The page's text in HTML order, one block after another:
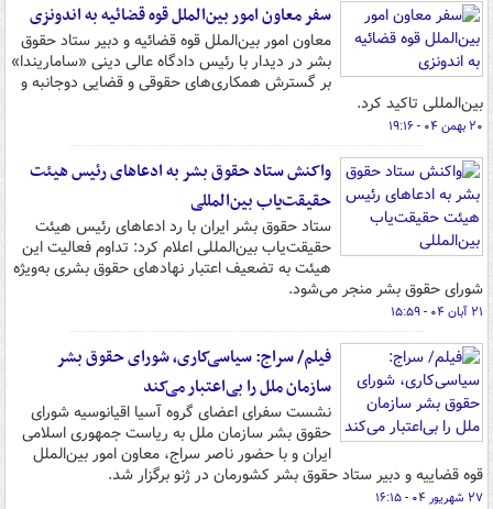
سفر معاون‌ امور بین‌الملل قوه قضائیه به اندونزی
معاون امور بین‌الملل قوه قضائیه و دبیر ستاد حقوق
بشر در دیدار با رئیس دادگاه عالی دینی «ساماریندا»
بر گسترش همکاری‌های حقوقی و قضایی دوجانبه و
بین‌المللی تاکید کرد.
۲۰ بهمن ۰۴ - ۱۹:۱۶
واکنش ستاد حقوق بشر به ادعاهای رئیس هیئت
حقیقت‌یاب بین‌المللی
ستاد حقوق بشر ایران با رد ادعاهای رئیس هیئت
حقیقت‌یاب بین‌المللی اعلام کرد: تداوم فعالیت این
هیئت به تضعیف اعتبار نهادهای حقوق بشری به‌ویژه
شورای حقوق بشر منجر می‌شود.
۲۱ آبان ۰۴ - ۱۵:۵۹
فیلم/ سراج: سیاسی‌کاری، شورای حقوق بشر
سازمان ملل را بی‌اعتبار می‌کند
نشست سفرای اعضای گروه آسیا اقیانوسیه شورای
حقوق بشر سازمان ملل به ریاست جمهوری اسلامی
ایران و با حضور ناصر سراج، معاون امور بین‌الملل
قوه قضاییه و دبیر ستاد حقوق بشر کشورمان در ژنو برگزار شد.
۲۷ شهریور ۰۴ - ۱۶:۱۵